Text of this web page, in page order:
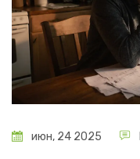
июн, 24 2025